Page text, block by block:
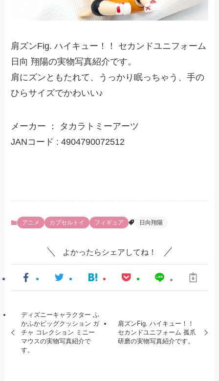
肩ズンFig. ハイキュー！！ セカンドユニフォーム
日向 翔陽の実物写真紹介です。
肩にズンともたれて、うっかり眠っちゃう、手の
ひらサイズでかわいい♪
メーカー ： タカラトミーアーツ
JANコード : 4904790072512
アニメ カプセルトイ フィギュア 日向翔陽
よかったらシェアしてね！
ディズニーキャラクター ふ
かふかビッグクッション ガ
チャ コレクション ミニー
マウスの実物写真紹介で
す。
肩ズンFig. ハイキュー！！
セカンドユニフォーム 孤爪
研磨の実物写真紹介です。